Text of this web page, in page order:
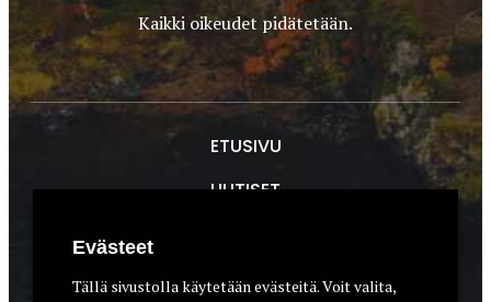
Kaikki oikeudet pidätetään.
ETUSIVU
UUTISET
ASEET & OPTIIKKA
Evästeet
Tällä sivustolla käytetään evästeitä. Voit valita,